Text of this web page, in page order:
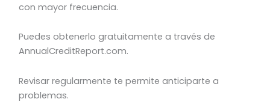
con mayor frecuencia.
Puedes obtenerlo gratuitamente a través de
AnnualCreditReport.com.
Revisar regularmente te permite anticiparte a
problemas.